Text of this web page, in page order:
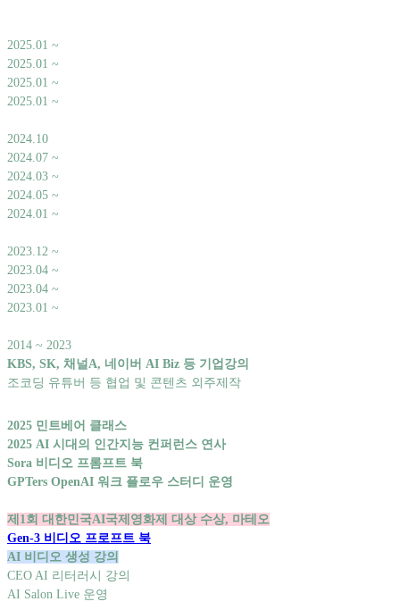
2025.01 ~
2025.01 ~
2025.01 ~
2025.01 ~
2024.10
2024.07 ~
2024.03 ~
2024.05 ~
2024.01 ~
2023.12 ~
2023.04 ~
2023.04 ~
2023.01 ~
2014 ~ 2023
KBS, SK, 채널A, 네이버 AI Biz 등 기업강의
조코딩 유튜버 등 협업 및 콘텐츠 외주제작
2025 민트베어 클래스
2025 AI 시대의 인간지능 컨퍼런스 연사
Sora 비디오 프롬프트 북
GPTers OpenAI 워크 플로우 스터디 운영
제1회 대한민국AI국제영화제 대상 수상, 마테오
Gen-3 비디오 프로프트 북
AI 비디오 생성 강의
CEO AI 리터러시 강의
AI Salon Live 운영